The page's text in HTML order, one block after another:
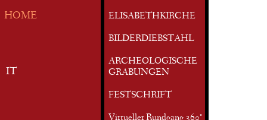
HOME
IT
ELISABETHKIRCHE
BILDERDIEBSTAHL
ARCHEOLOGISCHE
GRABUNGEN
FESTSCHRIFT